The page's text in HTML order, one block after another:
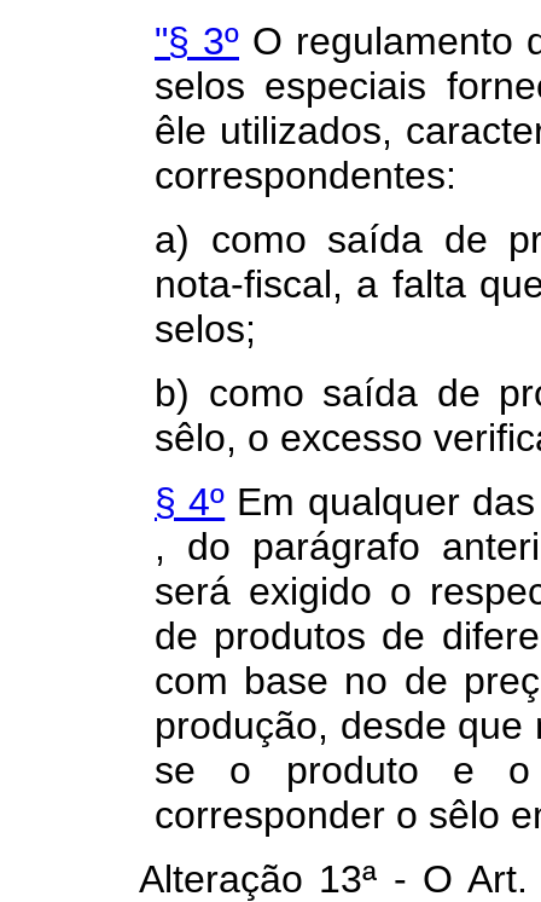
"§ 3º O regulamento
selos especiais
êle utilizados,
correspondentes:
a) como saída de
nota-fiscal, a falta
selos;
b) como saída de
sêlo, o excesso
§ 4º Em qualquer
, do parágrafo
será exigido o
de produtos de
com base no de
produção, desde
se o produto e o
corresponder o sêlo
Alteração 13ª - O Art.